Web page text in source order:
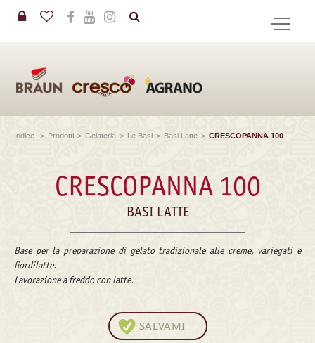
Indice > Prodotti > Gelateria > Le Basi > Basi Latte > CRESCOPANNA 100
CRESCOPANNA 100
BASI LATTE
Base per la preparazione di gelato tradizionale alle creme, variegati e
fiordilatte.
Lavorazione a freddo con latte.
SALVAMI